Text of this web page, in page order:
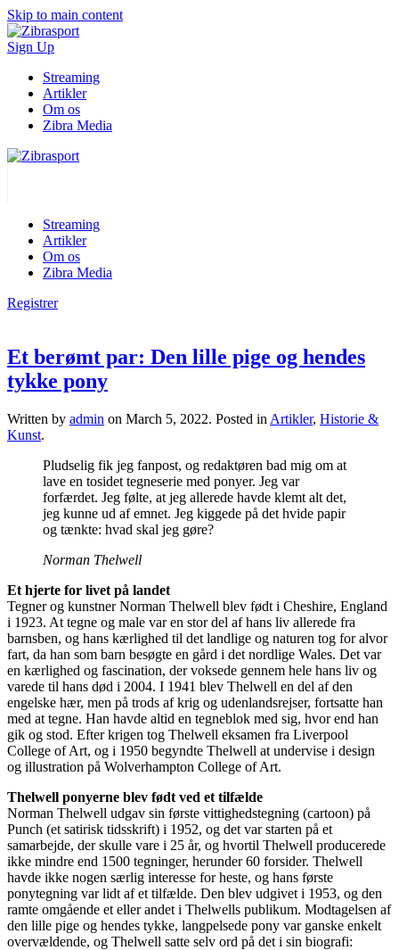
Skip to main content
Sign Up
Streaming
Artikler
Om os
Zibra Media
Streaming
Artikler
Om os
Zibra Media
Registrer
Et berømt par: Den lille pige og hendes
tykke pony
Written by admin on March 5, 2022. Posted in Artikler, Historie &
Kunst.
Pludselig fik jeg fanpost, og redaktøren bad mig om at
lave en tosidet tegneserie med ponyer. Jeg var
forfærdet. Jeg følte, at jeg allerede havde klemt alt det,
jeg kunne ud af emnet. Jeg kiggede på det hvide papir
og tænkte: hvad skal jeg gøre?
Norman Thelwell
Et hjerte for livet på landet
Tegner og kunstner Norman Thelwell blev født i Cheshire, England
i 1923. At tegne og male var en stor del af hans liv allerede fra
barnsben, og hans kærlighed til det landlige og naturen tog for alvor
fart, da han som barn besøgte en gård i det nordlige Wales. Det var
en kærlighed og fascination, der voksede gennem hele hans liv og
varede til hans død i 2004. I 1941 blev Thelwell en del af den
engelske hær, men på trods af krig og udenlandsrejser, fortsatte han
med at tegne. Han havde altid en tegneblok med sig, hvor end han
gik og stod. Efter krigen tog Thelwell eksamen fra Liverpool
College of Art, og i 1950 begyndte Thelwell at undervise i design
og illustration på Wolverhampton College of Art.
Thelwell ponyerne blev født ved et tilfælde
Norman Thelwell udgav sin første vittighedstegning (cartoon) på
Punch (et satirisk tidsskrift) i 1952, og det var starten på et
samarbejde, der skulle vare i 25 år, og hvortil Thelwell producerede
ikke mindre end 1500 tegninger, herunder 60 forsider. Thelwell
havde ikke nogen særlig interesse for heste, og hans første
ponytegning var lidt af et tilfælde. Den blev udgivet i 1953, og den
ramte omgående et eller andet i Thelwells publikum. Modtagelsen af
den lille pige og hendes tykke, langpelsede pony var ganske enkelt
overvældende, og Thelwell satte selv ord på det i sin biografi: